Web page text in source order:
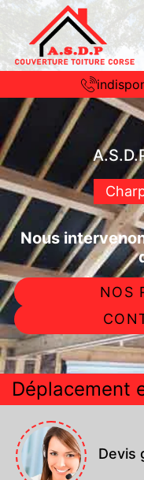
Nous
NOS
Déplacement
Devis